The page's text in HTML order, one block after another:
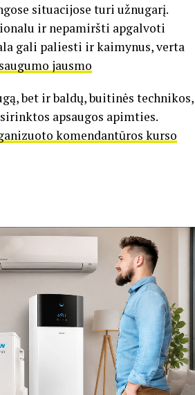
situacijose turi užnugarį.
ir nepamiršti apgalvoti
gali paliesti ir kaimynus, verta
jausmo
bet ir baldų, buitinės technikos,
apsaugos apimties.
komendantūros kurso